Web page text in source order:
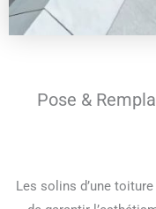
Pose &
Les solins d’une